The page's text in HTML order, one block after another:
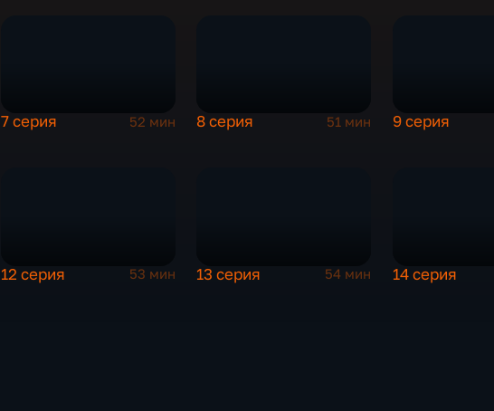
7 серия 52 мин 8 серия 51 мин 9 серия
12 серия 53 мин 13 серия 54 мин 14 серия